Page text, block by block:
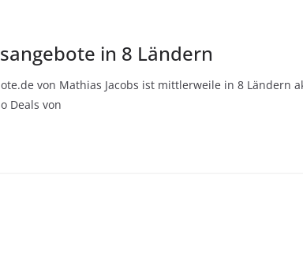
in 8 Ländern
von Mathias Jacobs ist mittlerweile in 8 Ländern
Deals von